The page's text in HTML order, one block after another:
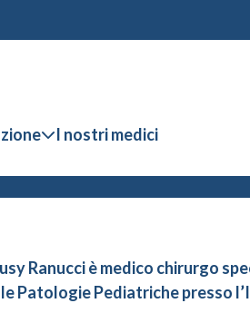
I nostri medici
Ranucci è medico chirurgo
Patologie Pediatriche presso